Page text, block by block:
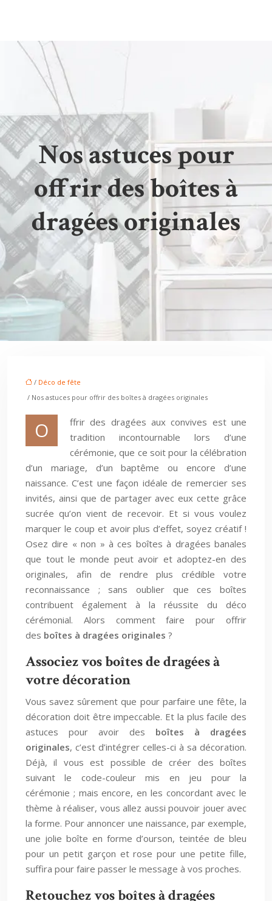
Nos astuces pour
offrir des boîtes à
dragées originales
/ Déco de fête
/ Nos astuces pour offrir des boîtes à dragées originales
O
ffrir des dragées aux convives est une
tradition incontournable lors d’une
cérémonie, que ce soit pour la célébration
d’un mariage, d’un baptême ou encore d’une
naissance. C’est une façon idéale de remercier ses
invités, ainsi que de partager avec eux cette grâce
sucrée qu’on vient de recevoir. Et si vous voulez
marquer le coup et avoir plus d’effet, soyez créatif !
Osez dire « non » à ces boîtes à dragées banales
que tout le monde peut avoir et adoptez-en des
originales, afin de rendre plus crédible votre
reconnaissance ; sans oublier que ces boîtes
contribuent également à la réussite du déco
cérémonial. Alors comment faire pour offrir
des boîtes à dragées originales ?
Associez vos boîtes de dragées à
votre décoration
Vous savez sûrement que pour parfaire une fête, la
décoration doit être impeccable. Et la plus facile des
astuces pour avoir des boîtes à dragées
originales, c’est d’intégrer celles-ci à sa décoration.
Déjà, il vous est possible de créer des boîtes
suivant le code-couleur mis en jeu pour la
cérémonie ; mais encore, en les concordant avec le
thème à réaliser, vous allez aussi pouvoir jouer avec
la forme. Pour annoncer une naissance, par exemple,
une jolie boîte en forme d’ourson, teintée de bleu
pour un petit garçon et rose pour une petite fille,
suffira pour faire passer le message à vos proches.
Retouchez vos boîtes à dragées